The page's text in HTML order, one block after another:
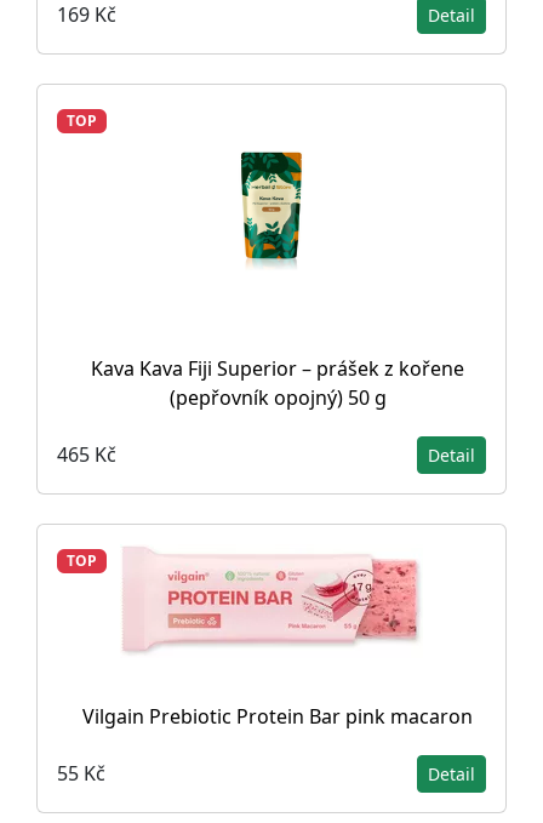
169 Kč Detail
TOP
Kava Kava Fiji Superior – prášek z kořene
(pepřovník opojný) 50 g
465 Kč Detail
TOP
Vilgain Prebiotic Protein Bar pink macaron
55 Kč Detail